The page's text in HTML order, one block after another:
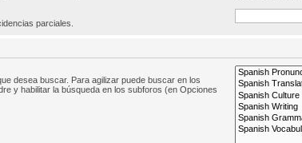
parciales.
desea buscar. Para agilizar puede buscar en los
y habilitar la búsqueda en los subforos (en Opciones